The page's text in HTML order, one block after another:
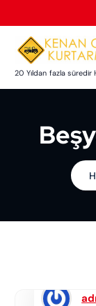
20 Yıldan fazla süredir